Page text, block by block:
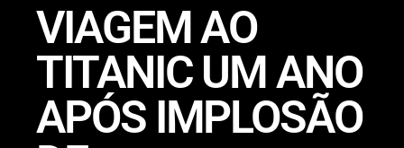
VIAGEM AO
TITANIC UM ANO
APÓS IMPLOSÃO